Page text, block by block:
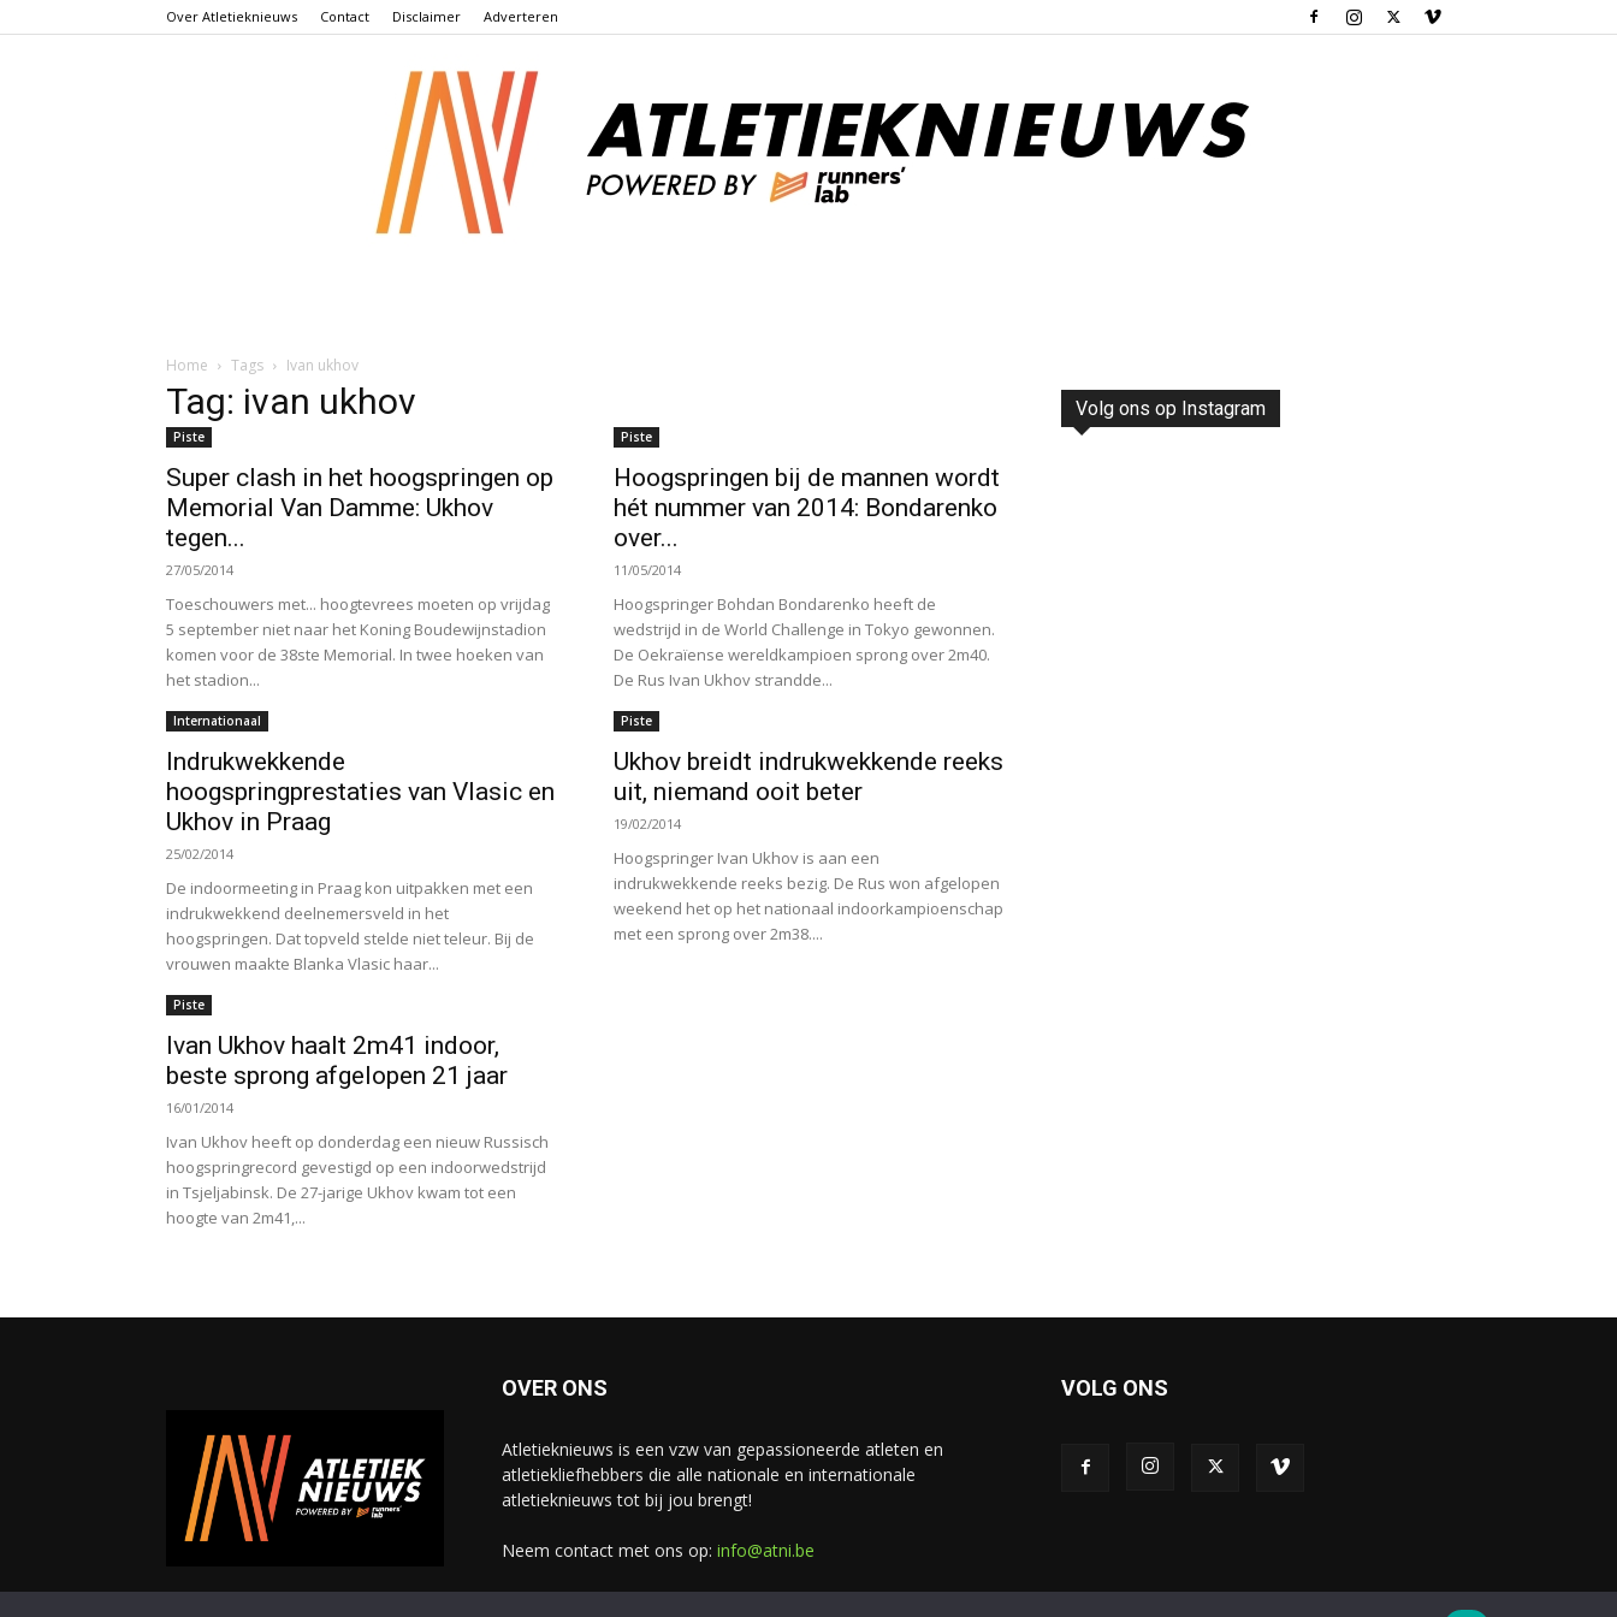
Over Atletieknieuws Contact Disclaimer Adverteren
Home
Tags Ivan ukhov
Tag: ivan ukhov
Piste
Super clash in het hoogspringen op
Memorial Van Damme: Ukhov
tegen...
27/05/2014
Toeschouwers met... hoogtevrees moeten op vrijdag
5 september niet naar het Koning Boudewijnstadion
komen voor de 38ste Memorial. In twee hoeken van
het stadion...
Piste
Hoogspringen bij de mannen wordt
hét nummer van 2014: Bondarenko
over...
11/05/2014
Hoogspringer Bohdan Bondarenko heeft de
wedstrijd in de World Challenge in Tokyo gewonnen.
De Oekraïense wereldkampioen sprong over 2m40.
De Rus Ivan Ukhov strandde...
Internationaal
Indrukwekkende
hoogspringprestaties van Vlasic en
Ukhov in Praag
25/02/2014
De indoormeeting in Praag kon uitpakken met een
indrukwekkend deelnemersveld in het
hoogspringen. Dat topveld stelde niet teleur. Bij de
vrouwen maakte Blanka Vlasic haar...
Piste
Ukhov breidt indrukwekkende reeks
uit, niemand ooit beter
19/02/2014
Hoogspringer Ivan Ukhov is aan een
indrukwekkende reeks bezig. De Rus won afgelopen
weekend het op het nationaal indoorkampioenschap
met een sprong over 2m38....
Piste
Ivan Ukhov haalt 2m41 indoor,
beste sprong afgelopen 21 jaar
16/01/2014
Ivan Ukhov heeft op donderdag een nieuw Russisch
hoogspringrecord gevestigd op een indoorwedstrijd
in Tsjeljabinsk. De 27-jarige Ukhov kwam tot een
hoogte van 2m41,...
Volg ons op Instagram
OVER ONS
Atletieknieuws is een vzw van gepassioneerde atleten en
atletiekliefhebbers die alle nationale en internationale
atletieknieuws tot bij jou brengt!
Neem contact met ons op: info@atni.be
VOLG ONS